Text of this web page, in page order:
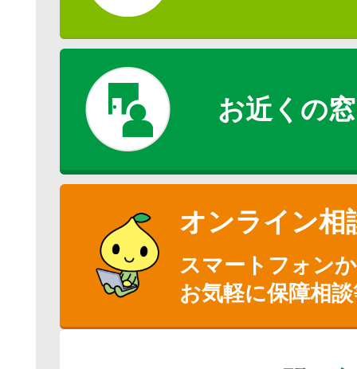
お近くの
オンライン相
スマートフォン
お気軽に保障相